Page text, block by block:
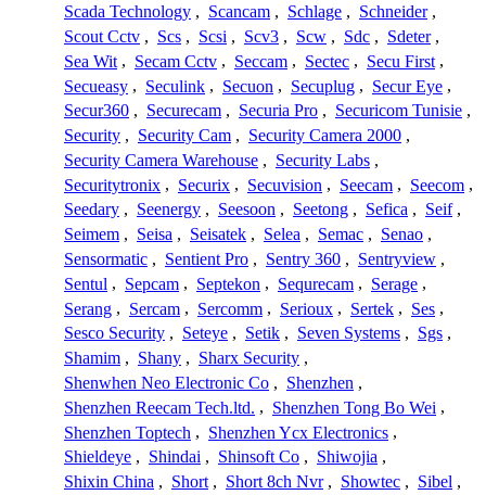
Scada Technology , Scancam , Schlage , Schneider ,
Scout Cctv , Scs , Scsi , Scv3 , Scw , Sdc , Sdeter ,
Sea Wit , Secam Cctv , Seccam , Sectec , Secu First ,
Secueasy , Seculink , Secuon , Secuplug , Secur Eye ,
Secur360 , Securecam , Securia Pro , Securicom Tunisie ,
Security , Security Cam , Security Camera 2000 ,
Security Camera Warehouse , Security Labs ,
Securitytronix , Securix , Secuvision , Seecam , Seecom ,
Seedary , Seenergy , Seesoon , Seetong , Sefica , Seif ,
Seimem , Seisa , Seisatek , Selea , Semac , Senao ,
Sensormatic , Sentient Pro , Sentry 360 , Sentryview ,
Sentul , Sepcam , Septekon , Sequrecam , Serage ,
Serang , Sercam , Sercomm , Serioux , Sertek , Ses ,
Sesco Security , Seteye , Setik , Seven Systems , Sgs ,
Shamim , Shany , Sharx Security ,
Shenwhen Neo Electronic Co , Shenzhen ,
Shenzhen Reecam Tech.ltd. , Shenzhen Tong Bo Wei ,
Shenzhen Toptech , Shenzhen Ycx Electronics ,
Shieldeye , Shindai , Shinsoft Co , Shiwojia ,
Shixin China , Short , Short 8ch Nvr , Showtec , Sibel ,